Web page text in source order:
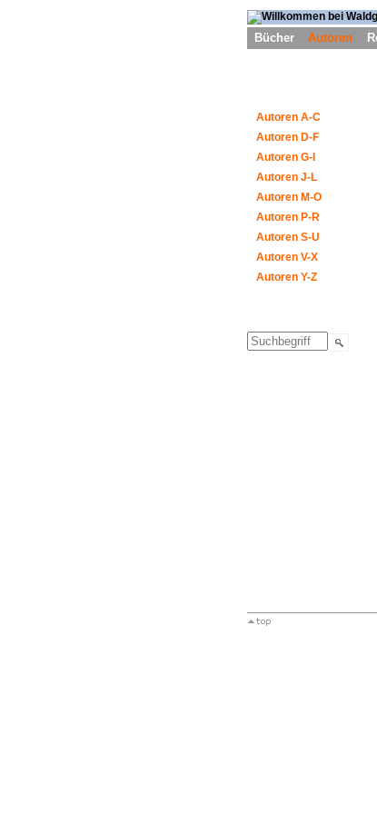
Bücher Autoren
Autoren A-C
Autoren D-F
Autoren G-I
Autoren J-L
Autoren M-O
Autoren P-R
Autoren S-U
Autoren V-X
Autoren Y-Z